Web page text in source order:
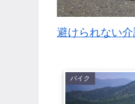
避けられない
バイク